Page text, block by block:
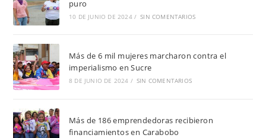
puro
10 DE JUNIO DE 2024 / SIN COMENTARIOS
Más de 6 mil mujeres marcharon contra el
imperialismo en Sucre
8 DE JUNIO DE 2024 / SIN COMENTARIOS
Más de 186 emprendedoras recibieron
financiamientos en Carabobo